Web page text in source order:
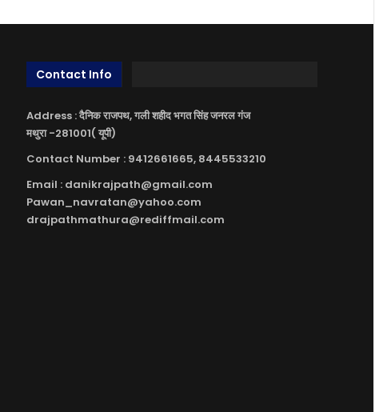
Contact Info
Address : दैनिक राजपथ, गली शहीद भगत सिंह जनरल गंज
मथुरा -281001( यूपी)
Contact Number : 9412661665, 8445533210
Email : danikrajpath@gmail.com
Pawan_navratan@yahoo.com
drajpathmathura@rediffmail.com